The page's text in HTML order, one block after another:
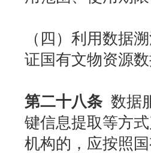
（四）利用数据
证国有文物资源
第二十八条 数据
键信息提取等方
机构的，应按照